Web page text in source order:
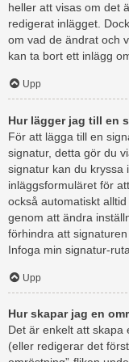
heller att visas om det
redigerat inlägget.
om vad de ändrat och
kan ta bort ett inlägg
Upp
Hur lägger jag till en
För att lägga till en
signatur, detta gör du
signatur kan du kryssa
inläggsformuläret för
också automatiskt
genom att ändra
förhindra att
Infoga min signatur-
Upp
Hur skapar jag en
Det är enkelt att skapa
(eller redigerar det